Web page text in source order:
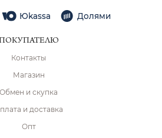
Юkassa Долями
Контакты
Магазин
Обмен и скупка
и доставка
Опт